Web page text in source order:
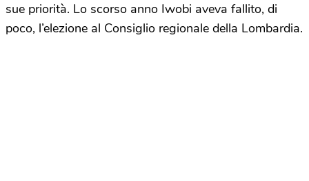
sue priorità. Lo scorso anno Iwobi aveva fallito, di
poco, l’elezione al Consiglio regionale della Lombardia.